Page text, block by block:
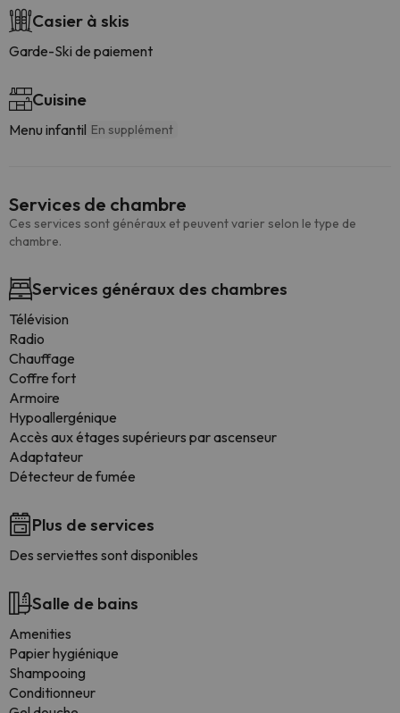
Casier à skis
Garde-Ski de paiement
Cuisine
Menu infantil En supplément
Services de chambre
Ces services sont généraux et peuvent varier selon le type de
chambre.
Services généraux des chambres
Télévision
Radio
Chauffage
Coffre fort
Armoire
Hypoallergénique
Accès aux étages supérieurs par ascenseur
Adaptateur
Détecteur de fumée
Plus de services
Des serviettes sont disponibles
Salle de bains
Amenities
Papier hygiénique
Shampooing
Conditionneur